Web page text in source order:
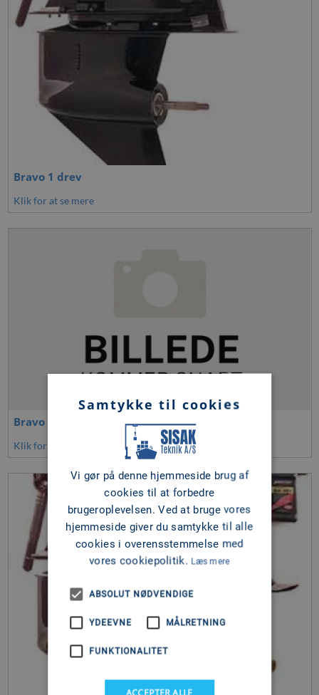
Bravo 1 drev
Klik for at se mere
Bravo III X drev
Klik for at se mere
Samtykke til cookies
Vi gør på denne hjemmeside brug af
cookies til at forbedre
brugeroplevelsen. Ved at bruge vores
hjemmeside giver du samtykke til alle
cookies i overensstemmelse med
vores cookiepolitik. Læs mere
ABSOLUT NØDVENDIGE
YDEEVNE MÅLRETNING
FUNKTIONALITET
ACCEPTER ALLE